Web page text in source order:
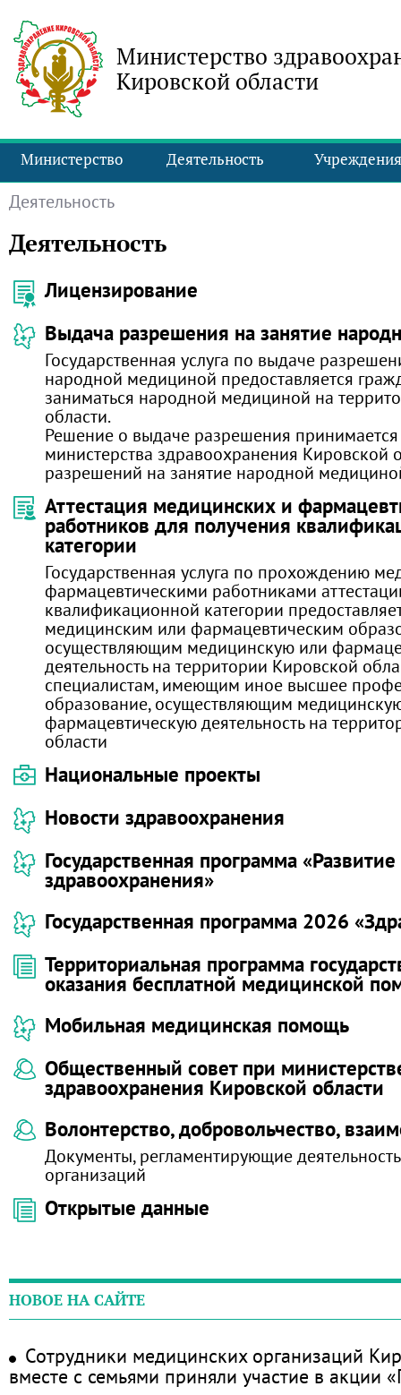
Министерство
Кировской области
Министерство Деятельность Учреждения
Деятельность
Деятельность
Лицензирование
Выдача разрешения на занятие
Государственная услуга по выдаче
народной медициной предоставляется
заниматься народной медициной на
области.
Решение о выдаче разрешения
министерства здравоохранения Кировской
разрешений на занятие народной
Аттестация медицинских и
работников для получения
категории
Государственная услуга по прохождению
фармацевтическими работниками
квалификационной категории
медицинским или фармацевтическим
осуществляющим медицинскую или
деятельность на территории Кировской
специалистам, имеющим иное высшее
образование, осуществляющим
фармацевтическую деятельность на
области
Национальные проекты
Новости здравоохранения
Государственная программа «Развитие
здравоохранения»
Государственная программа 2026
Территориальная программа
оказания бесплатной медицинской
Мобильная медицинская помощь
Общественный совет при
здравоохранения Кировской области
Волонтерство, добровольчество,
Документы, регламентирующие
организаций
Открытые данные
НОВОЕ НА САЙТЕ
Сотрудники медицинских организаций
вместе с семьями приняли участие в акции